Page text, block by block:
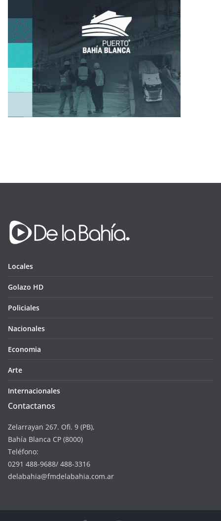
Locales
Golazo HD
Policiales
Nacionales
Economia
Arte
Internacionales
Contactanos
Zelarrayan 267. Ofi. 9 (PB),
Bahía Blanca CP (8000)
Teléfono:
0291 488-9688/ 488-3316
delabahia@fmdelabahia.com.ar